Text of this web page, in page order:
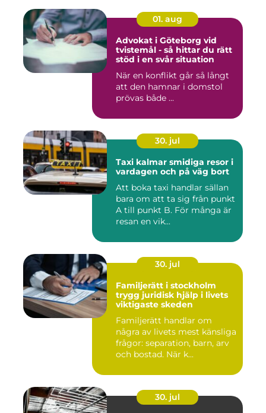
01. aug
Advokat i Göteborg vid
tvistemål - så hittar du rätt
stöd i en svår situation
När en konflikt går så långt
att den hamnar i domstol
prövas både ...
30. jul
Taxi kalmar smidiga resor i
vardagen och på väg bort
Att boka taxi handlar sällan
bara om att ta sig från punkt
A till punkt B. För många är
resan en vik...
30. jul
Familjerätt i stockholm
trygg juridisk hjälp i livets
viktigaste skeden
Familjerätt handlar om
några av livets mest känsliga
frågor: separation, barn, arv
och bostad. När k...
30. jul